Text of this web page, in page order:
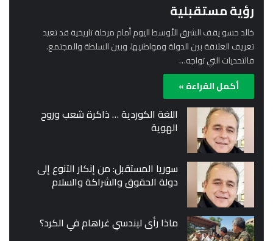
رؤية مستقبلية
خالد حسو يقف الشرق الأوسط اليوم أمام مرحلة تاريخية قد تعيد
تعريف العلاقة بين الدولة ومواطنيها، وبين السلطة والمجتمع.
فالتحديات التي تواجه…
أكمل القراءة »
اللغة الكوردية … ذاكرة شعب وروح
الهوية
سوريا المستقبل: من إنكار التنوع إلى
دولة الحقوق والشراكة والسلام
ماذا رأى ليندسي غراهام في الكرد؟